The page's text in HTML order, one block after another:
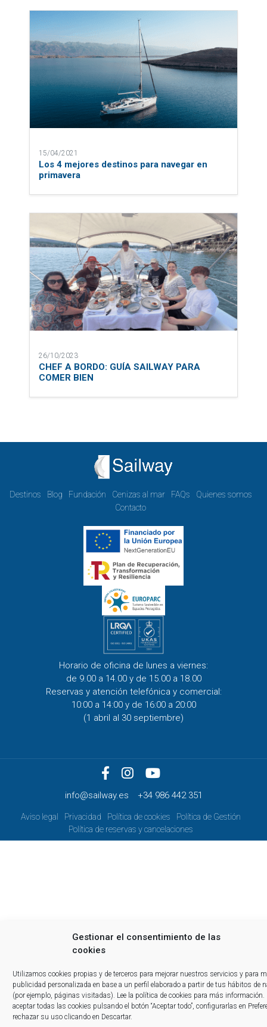
Gestionar el consentimiento de las
cookies
Utilizamos cookies propias y de terceros para mejorar nuestros servicios y para
publicidad personalizada en base a un perfil elaborado a partir de tus hábitos de
(por ejemplo, páginas visitadas). Lee la política de cookies para más información.
aceptar todas las cookies pulsando el botón “Aceptar todo”, configurarlas en
rechazar su uso clicando en Descartar.
15/04/2021
Los 4 mejores destinos para navegar en
primavera
26/10/2023
CHEF A BORDO: GUÍA SAILWAY PARA
COMER BIEN
Destinos Blog Fundación Cenizas al mar FAQs
Quienes somos
Contacto
Horario de oficina de lunes a viernes:
de 9.00 a 14.00 y de 15.00 a 18.00
Reservas y atención telefónica y comercial:
10:00 a 14:00 y de 16:00 a 20:00
(1 abril al 30 septiembre)
info@sailway.es +34 986 442 351
Aviso legal Privacidad Política de cookies
Política de Gestión
Política de reservas y cancelaciones